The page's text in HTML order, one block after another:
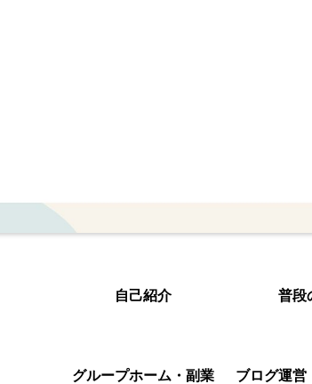
自己紹介 普段
グループホーム・副業 ブログ運営